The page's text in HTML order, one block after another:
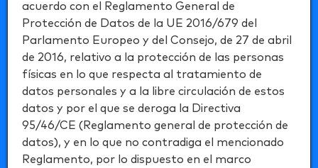
acuerdo con el Reglamento General de
Protección de Datos de la UE 2016/679 del
Parlamento Europeo y del Consejo, de 27 de abril
de 2016, relativo a la protección de las personas
físicas en lo que respecta al tratamiento de
datos personales y a la libre circulación de estos
datos y por el que se deroga la Directiva
95/46/CE (Reglamento general de protección de
datos), y en lo que no contradiga el mencionado
Reglamento, por lo dispuesto en el marco